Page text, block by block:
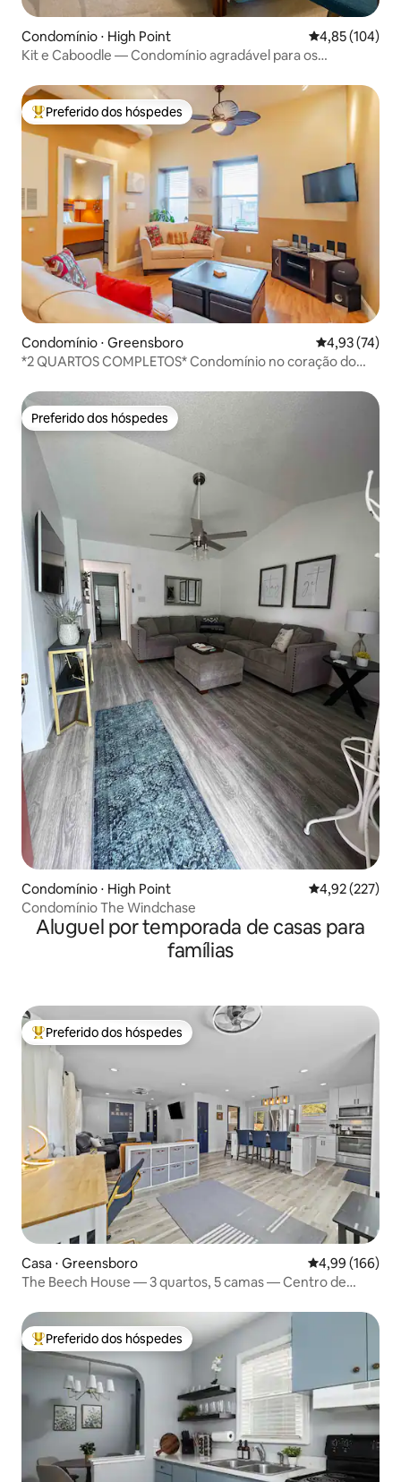
Condomínio ⋅ High Point 4,85 de uma
4,85 (104)
Kit e Caboodle — Condomínio agradável para os
Entre os melhores preferidos dos hóspedes
Preferido dos hóspedes
Condomínio ⋅ Greensboro 4,93 de uma
4,93 (74)
*2 QUARTOS COMPLETOS* Condomínio no coração do
Preferido dos hóspedes
Preferido dos hóspedes
Condomínio ⋅ High Point 4,92 de uma
4,92 (227)
Condomínio The Windchase
Aluguel por temporada de casas para
famílias
Entre os melhores preferidos dos hóspedes
Preferido dos hóspedes
Casa ⋅ Greensboro 4,99 de uma
4,99 (166)
The Beech House — 3 quartos, 5 camas — Centro de
Entre os melhores preferidos dos hóspedes
Preferido dos hóspedes